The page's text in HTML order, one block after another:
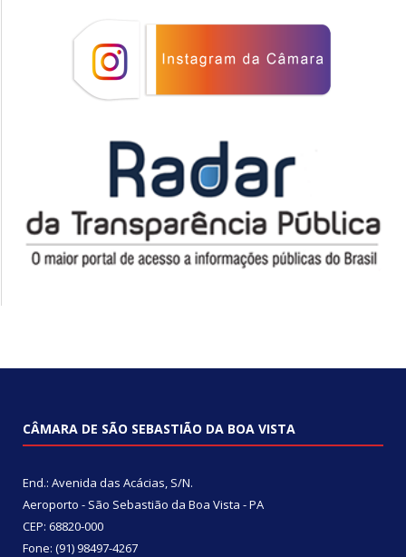
CÂMARA DE SÃO SEBASTIÃO DA BOA VISTA
End.: Avenida das Acácias, S/N.
Aeroporto - São Sebastião da Boa Vista - PA
CEP: 68820-000
Fone: (91) 98497-4267